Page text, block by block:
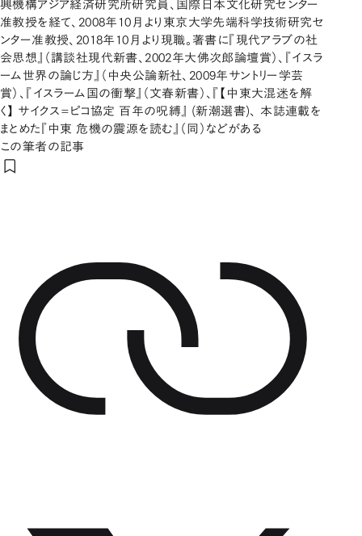
興機構アジア経済研究所研究員、国際日本文化研究センター
准教授を経て、2008年10月より東京大学先端科学技術研究セ
ンター准教授、2018年10月より現職。著書に『現代アラブの社
会思想』（講談社現代新書、2002年大佛次郎論壇賞）、『イスラ
ーム世界の論じ方』（中央公論新社、2009年サントリー学芸
賞）、『イスラーム国の衝撃』（文春新書）、『【中東大混迷を解
く】 サイクス=ピコ協定 百年の呪縛』 (新潮選書)、 本誌連載を
まとめた『中東 危機の震源を読む』（同）などがある
この筆者の記事